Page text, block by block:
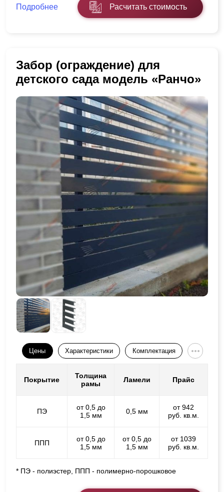
Подробнее Расчитать стоимость
Забор (ограждение) для
детского сада модель «Ранчо»
Цены Характеристики Комплектация
Покрытие
Толщина
рамы
Ламели Прайс
ПЭ
от 0,5 до
1,5 мм
0,5 мм
от 942
руб. кв.м.
ППП
от 0,5 до
1,5 мм
от 0,5 до
1,5 мм
от 1039
руб. кв.м.
* ПЭ - полиэстер, ППП - полимерно-порошковое